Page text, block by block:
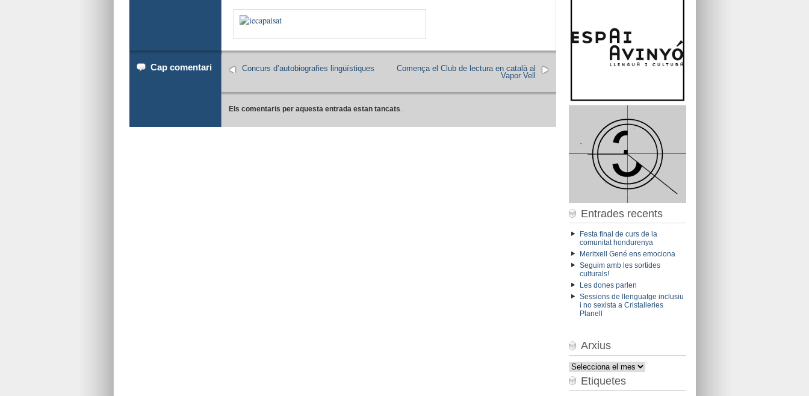
Cap comentari
Comença el Club de lectura en català al
Vapor Vell
Concurs d’autobiografies lingüístiques
Els comentaris per aquesta entrada estan tancats.
Entrades recents
Festa final de curs de la
comunitat hondurenya
Meritxell Gené ens emociona
Seguim amb les sortides
culturals!
Les dones parlen
Sessions de llenguatge inclusiu
i no sexista a Cristalleries
Planell
Arxius
Arxius
Etiquetes